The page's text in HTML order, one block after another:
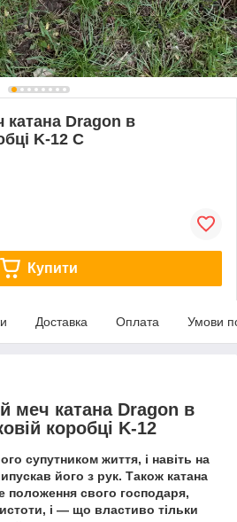
Dragon в
K-12 C
Купити
Доставка Оплата Умови
меч катана Dragon в
коробці K-12
супутником життя, і навіть на
його з рук. Також катана
положення свого господаря,
і — що властиво тільки